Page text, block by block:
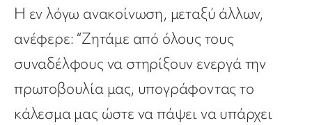
Η εν λόγω ανακοίνωση, μεταξύ άλλων,
ανέφερε: “Ζητάμε από όλους τους
συναδέλφους να στηρίξουν ενεργά την
πρωτοβουλία μας, υπογράφοντας το
κάλεσμα μας ώστε να πάψει να υπάρχει